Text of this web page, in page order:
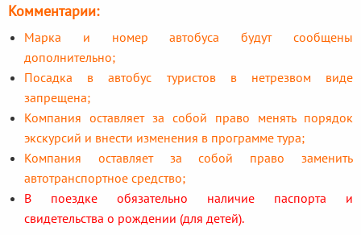
Комментарии:
Марка и номер автобуса будут сообщены
дополнительно;
Посадка в автобус туристов в нетрезвом виде
запрещена;
Компания оставляет за собой право менять порядок
экскурсий и внести изменения в программе тура;
Компания оставляет за собой право заменить
автотранспортное средство;
В поездке обязательно наличие паспорта и
свидетельства о рождении (для детей).